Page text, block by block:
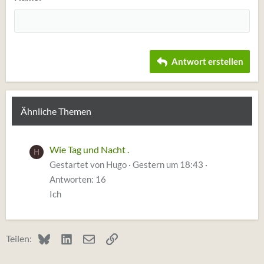
18
Tahoma
Antwort erstellen
Ähnliche Themen
H Wie Tag und Nacht .
Gestartet von Hugo Gestern um 18:43
Antworten: 16
Ich
Teilen: BlueskyLinkedInE-MailLink